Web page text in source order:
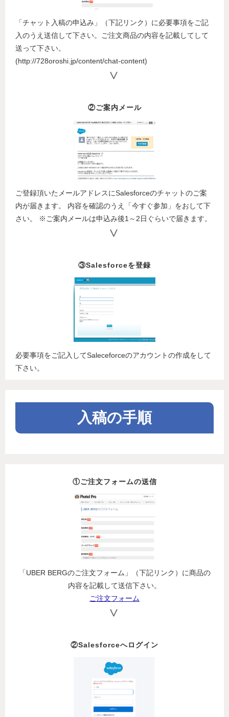
「チャット入稿の申込み」（下記リンク）に必要事項をご記
入のうえ送信して下さい。ご注文商品の内容を記載してして
送って下さい。
(http://728oroshi.jp/content/chat-content)
②ご案内メール
ご登録頂いたメールアドレスにSalesforceのチャットのご案
内が届きます。 内容を確認のうえ「今すぐ参加」をおして下
さい。 ※ご案内メールは申込み後1～2日ぐらいで届きます。
③Salesforceを登録
必要事項をご記入してSaleceforceのアカウントの作成をして
下さい。
入稿の手順
①ご注文フォームの送信
「UBER BERGのご注文フォーム」（下記リンク）に商品の
内容を記載して送信下さい。
ご注文フォーム
②Salesforceへログイン